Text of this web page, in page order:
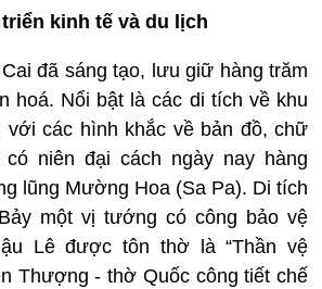
kinh tế và du lịch
đã sáng tạo, lưu giữ hàng trăm
hoá. Nổi bật là các di tích về khu
với các hình khắc về bản đồ, chữ
niên đại cách ngày nay hàng
lũng Mường Hoa (Sa Pa). Di tích
một vị tướng có công bảo vệ
Lê được tôn thờ là “Thần vệ
Thượng - thờ Quốc công tiết chế